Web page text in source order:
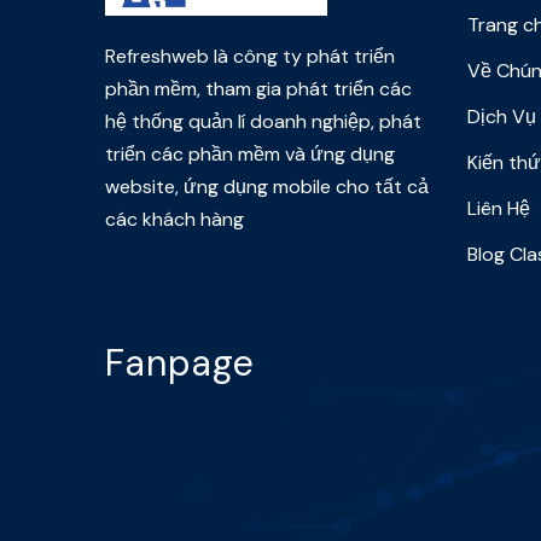
Refreshweb là công ty phát triển
phần mềm, tham gia phát triển các
hệ thống quản lí doanh nghiệp, phát
triển các phần mềm và ứng dụng
website, ứng dụng mobile cho tất cả
các khách hàng
Trang
Về
Dịch Vụ
Kiến
Liên Hệ
Blog
Fanpage